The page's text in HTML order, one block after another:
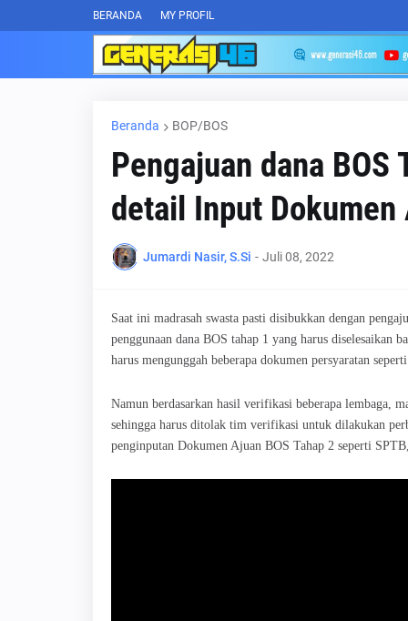
BERANDA MY PROFIL
Beranda BOP/BOS
Pengajuan dana
detail Input Dokumen
Jumardi Nasir, S.Si - Juli 08, 2022
Saat ini madrasah swasta pasti disibukkan dengan
penggunaan dana BOS tahap 1 yang harus diselesaikan
harus mengunggah beberapa dokumen persyaratan
Namun berdasarkan hasil verifikasi beberapa lembaga,
sehingga harus ditolak tim verifikasi untuk dilakukan
penginputan Dokumen Ajuan BOS Tahap 2 seperti